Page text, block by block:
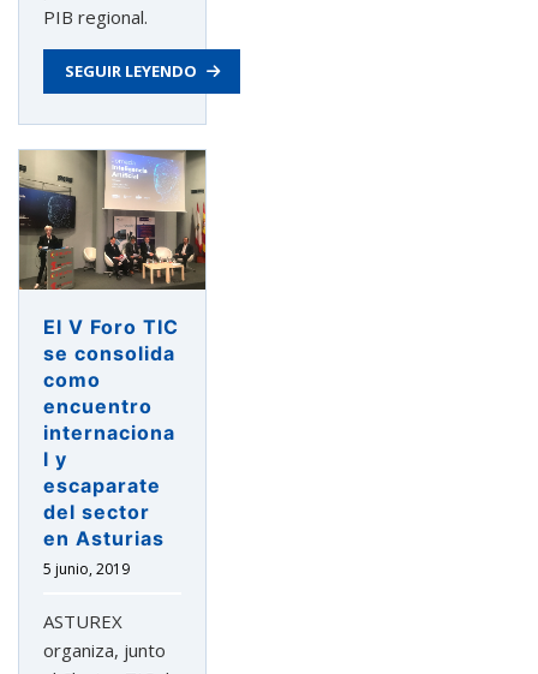
PIB regional.
SEGUIR LEYENDO
El V Foro TIC
se consolida
como
encuentro
internaciona
l y
escaparate
del sector
en Asturias
5 junio, 2019
ASTUREX
organiza, junto